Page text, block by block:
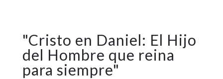
"Cristo en Daniel: El Hijo
del Hombre que reina
para siempre"